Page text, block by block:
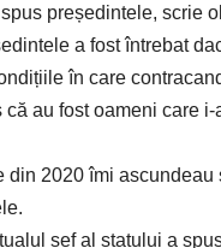
președintele, scrie
a fost întrebat
în care
au fost oameni care
din 2020 îmi
șef al statului a